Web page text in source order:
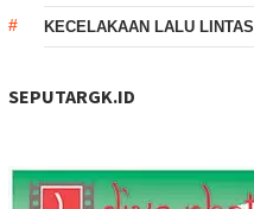
KECELAKAAN LALU LINTAS
SEPUTARGK.ID